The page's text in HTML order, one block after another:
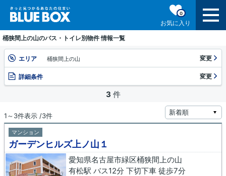
お気に入り
0
桶狭間上の山のバス・トイレ別物件 情報一覧
エリア 桶狭間上の山 変更
詳細条件 変更
3 件
1～3件表示 /3件
マンション
ガーデンヒルズ上ノ山１
愛知県名古屋市緑区桶狭間上の山
有松駅 バス12分 下切下車 徒歩7分